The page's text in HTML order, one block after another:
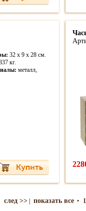
32 x 9 x 28 см.
кг.
металл,
след >> показать все •